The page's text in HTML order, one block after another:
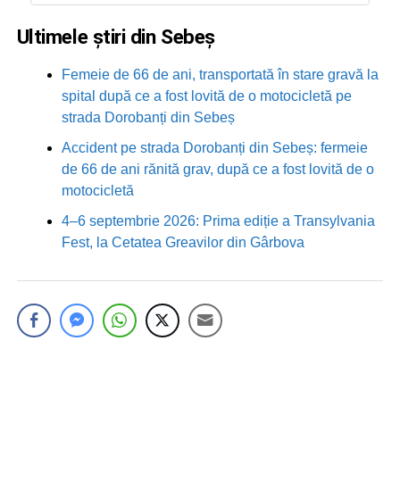
Ultimele știri din Sebeș
Femeie de 66 de ani, transportată în stare gravă la
spital după ce a fost lovită de o motocicletă pe
strada Dorobanți din Sebeș
Accident pe strada Dorobanți din Sebeș: fermeie
de 66 de ani rănită grav, după ce a fost lovită de o
motocicletă
4–6 septembrie 2026: Prima ediție a Transylvania
Fest, la Cetatea Greavilor din Gârbova